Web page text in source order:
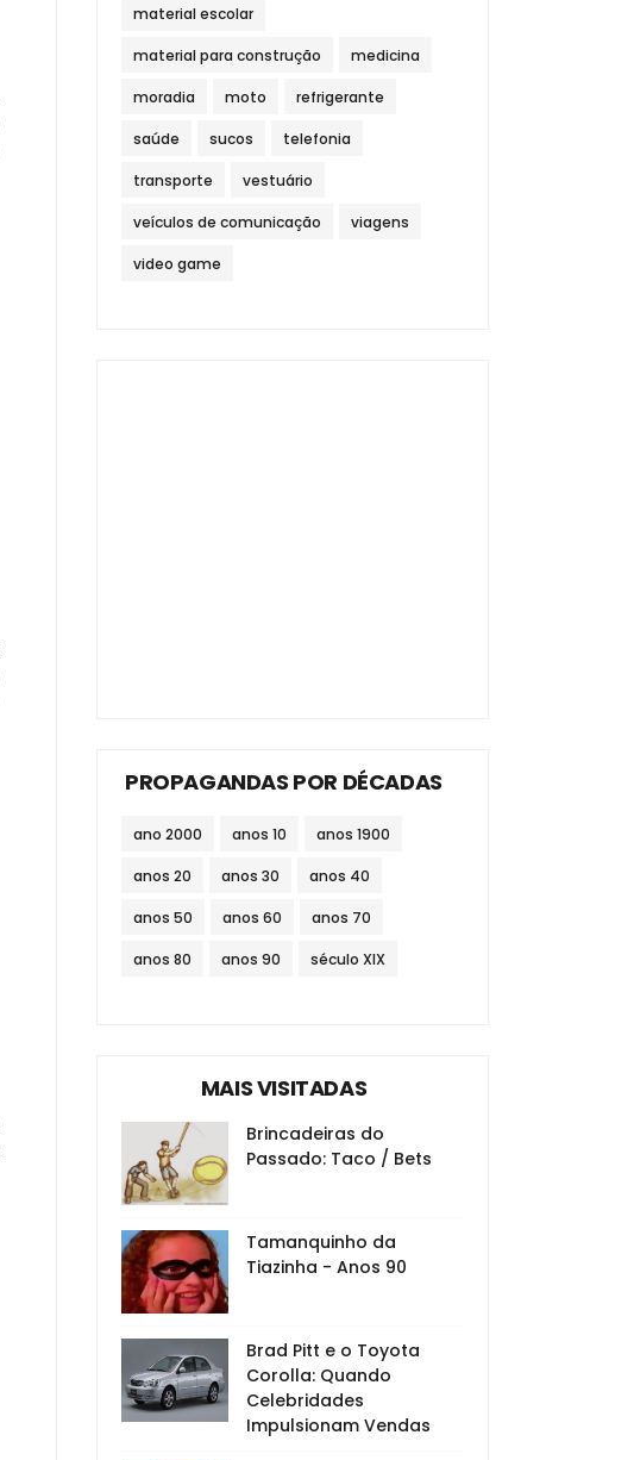
material escolar
material para construção medicina
moradia moto refrigerante
saúde sucos telefonia
transporte vestuário
veículos de comunicação viagens
video game
PROPAGANDAS POR DÉCADAS
ano 2000 anos 10 anos 1900
anos 20 anos 30 anos 40
anos 50 anos 60 anos 70
anos 80 anos 90 século XIX
MAIS VISITADAS
Brincadeiras do
Passado: Taco / Bets
Tamanquinho da
Tiazinha - Anos 90
Brad Pitt e o Toyota
Corolla: Quando
Celebridades
Impulsionam Vendas